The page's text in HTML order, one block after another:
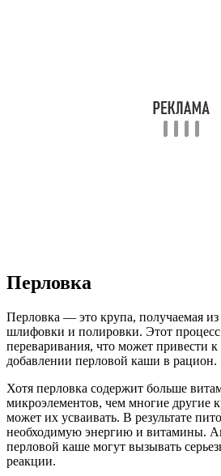
Перловка
Перловка — это крупа, получаемая
шлифовки и полировки. Этот процесс
переваривания, что может привести
добавлении перловой каши в рацион.
Хотя перловка содержит больше
микроэлементов, чем многие другие
может их усваивать. В результате
необходимую энергию и витамины.
перловой каше могут вызывать
реакции.